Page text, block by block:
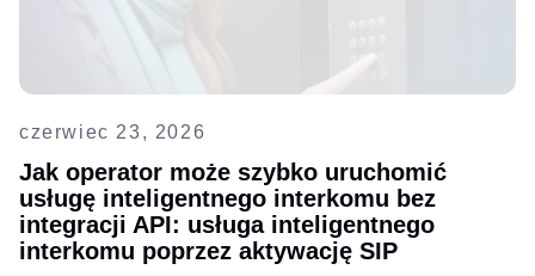
czerwiec 23, 2026
Jak operator może szybko uruchomić
usługę inteligentnego interkomu bez
integracji API: usługa inteligentnego
interkomu poprzez aktywację SIP